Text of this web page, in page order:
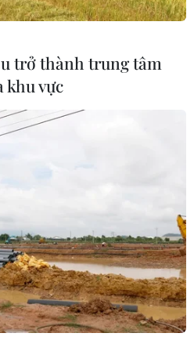
khai thác cát, sỏi trái
khiển thuyền, trực tiếp khai thác cát
giấy phép khai thác khoáng sản
trở thành trung tâm
khu vực